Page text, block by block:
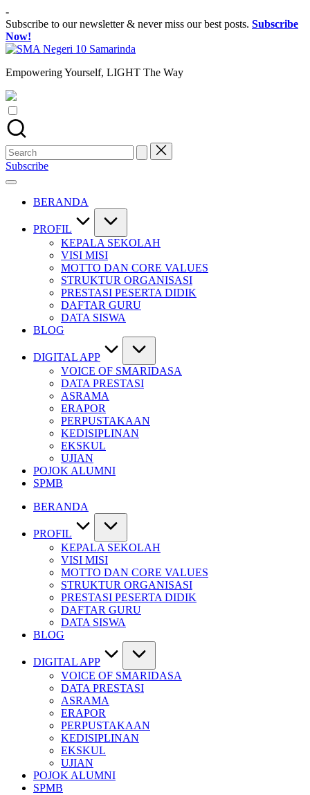
Skip
to
content
-
Subscribe to our newsletter & never miss our best posts. Subscribe
Now!
10
Empowering Yourself, LIGHT The Way
Search
for:
Subscribe
BERANDA
PROFIL
KEPALA SEKOLAH
VISI MISI
MOTTO DAN CORE VALUES
STRUKTUR ORGANISASI
PRESTASI PESERTA DIDIK
DAFTAR GURU
DATA SISWA
BLOG
DIGITAL APP
VOICE OF SMARIDASA
DATA PRESTASI
ASRAMA
ERAPOR
PERPUSTAKAAN
KEDISIPLINAN
EKSKUL
UJIAN
POJOK ALUMNI
SPMB
BERANDA
PROFIL
KEPALA SEKOLAH
VISI MISI
MOTTO DAN CORE VALUES
STRUKTUR ORGANISASI
PRESTASI PESERTA DIDIK
DAFTAR GURU
DATA SISWA
BLOG
DIGITAL APP
VOICE OF SMARIDASA
DATA PRESTASI
ASRAMA
ERAPOR
PERPUSTAKAAN
KEDISIPLINAN
EKSKUL
UJIAN
POJOK ALUMNI
SPMB